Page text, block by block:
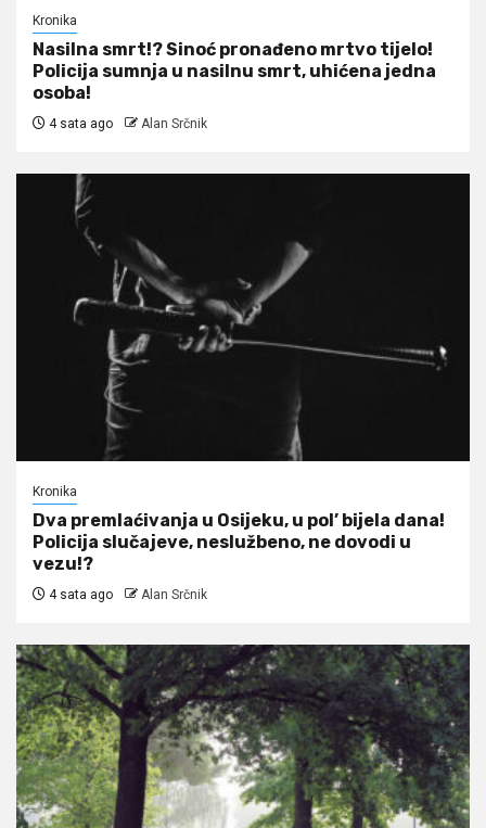
Kronika
Nasilna smrt!? Sinoć pronađeno mrtvo tijelo!
Policija sumnja u nasilnu smrt, uhićena jedna
osoba!
4 sata ago Alan Srčnik
Kronika
Dva premlaćivanja u Osijeku, u pol’ bijela dana!
Policija slučajeve, neslužbeno, ne dovodi u
vezu!?
4 sata ago Alan Srčnik